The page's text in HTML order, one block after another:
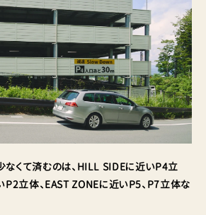
くて済むのは、HILL SIDEに近いP4立
P2立体、EAST ZONEに近いP5、P7立体な